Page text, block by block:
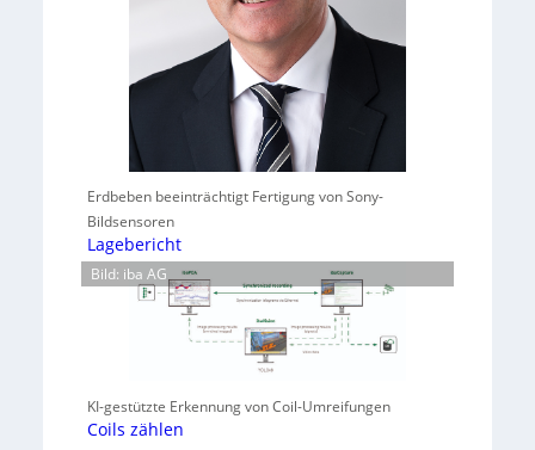
Erdbeben beeinträchtigt Fertigung von Sony-
Bildsensoren
Lagebericht
Bild: iba AG
KI-gestützte Erkennung von Coil-Umreifungen
Coils zählen